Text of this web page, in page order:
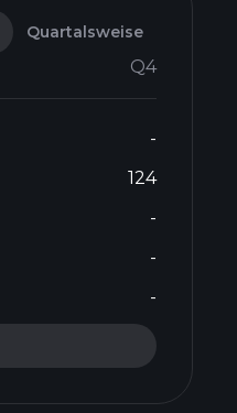
Quartalsweise
Q4
-
124
-
-
-